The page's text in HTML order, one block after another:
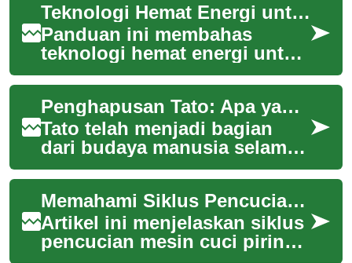
Teknologi Hemat Energi untuk Pengeringan Pakaian: Apa yang Perlu Diketahui
Panduan ini membahas
teknologi hemat energi untuk
pengeringan pakaian,
termasuk prinsip kerja heat
pump dan kondensor...
Penghapusan Tato: Apa yang Perlu Anda Ketahui
Tato telah menjadi bagian
dari budaya manusia selama
ribuan tahun, namun tidak
semua orang ingin
mempertahankan tato ...
Memahami Siklus Pencucian: Mode dan Pengaturan yang Perlu Diketahui
Artikel ini menjelaskan siklus
pencucian mesin cuci piring,